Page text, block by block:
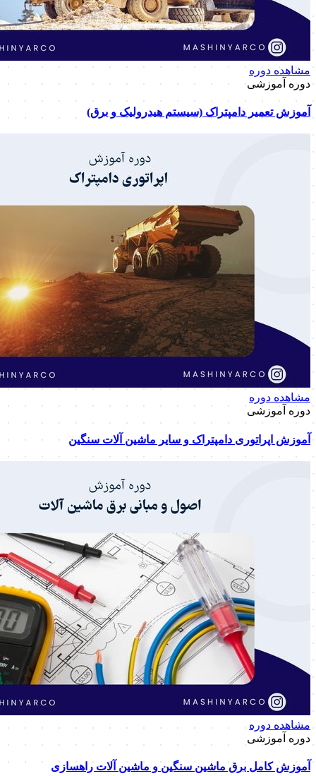
مشاهده دوره
دوره آموزشی
آموزش تعمیر دامپتراک (سیستم هیدرولیک و برق)
مشاهده دوره
دوره آموزشی
آموزش اپراتوری دامپتراک و سایر ماشین آلات سنگین
مشاهده دوره
دوره آموزشی
آموزش کامل برق ماشین سنگین و ماشین آلات راهسازی